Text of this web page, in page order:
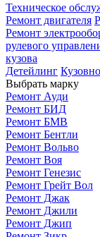
Техническое
Ремонт двигателя
Ремонт
рулевого
кузова
Детейлинг
Выбрать марку
Ремонт Ауди
Ремонт БИД
Ремонт БМВ
Ремонт Бентли
Ремонт Вольво
Ремонт Воя
Ремонт Генезис
Ремонт Грейт Вол
Ремонт Джак
Ремонт Джили
Ремонт Джип